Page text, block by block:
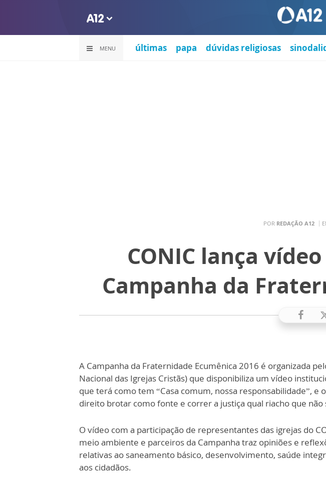
MENU últimas papa dúvidas religiosas
POR REDAÇÃO A12
CONIC lança
Campanha da
A Campanha da Fraternidade Ecumênica 2016 é organizada
Nacional das Igrejas Cristãs) que disponibiliza um vídeo
que terá como tem “Casa comum, nossa responsabilidade”, e
direito brotar como fonte e correr a justiça qual riacho que não
O vídeo com a participação de representantes das igrejas do
meio ambiente e parceiros da Campanha traz opiniões e
relativas ao saneamento básico, desenvolvimento, saúde
aos cidadãos.